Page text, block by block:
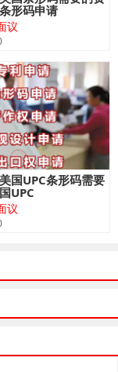
形码申请
议
国UPC条形码需要
UPC
议